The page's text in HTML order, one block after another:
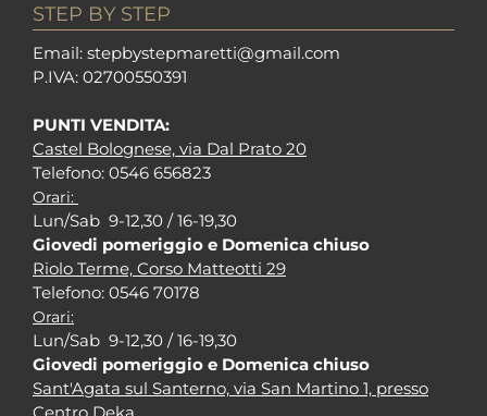
STEP BY STEP
Email: stepbystepmaretti@gmail.com
P.IVA: 02700550391
PUNTI VENDITA:
Castel Bolognese, via Dal Prato 20
Telefono: 0546 656823
Orari:
Lun/Sab 9-12,30 / 16-19,30
Giovedi pomeriggio e Domenica chiuso
Riolo Terme, Corso Matteotti 29
Telefono: 0546 70178
Orari:
Lun/Sab 9-12,30 / 16-19,30
Giovedi pomeriggio e Domenica chiuso
Sant'Agata sul Santerno, via San Martino 1, presso